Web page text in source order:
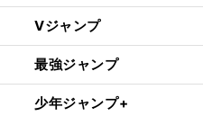
Vジャンプ
最強ジャンプ
少年ジャンプ+